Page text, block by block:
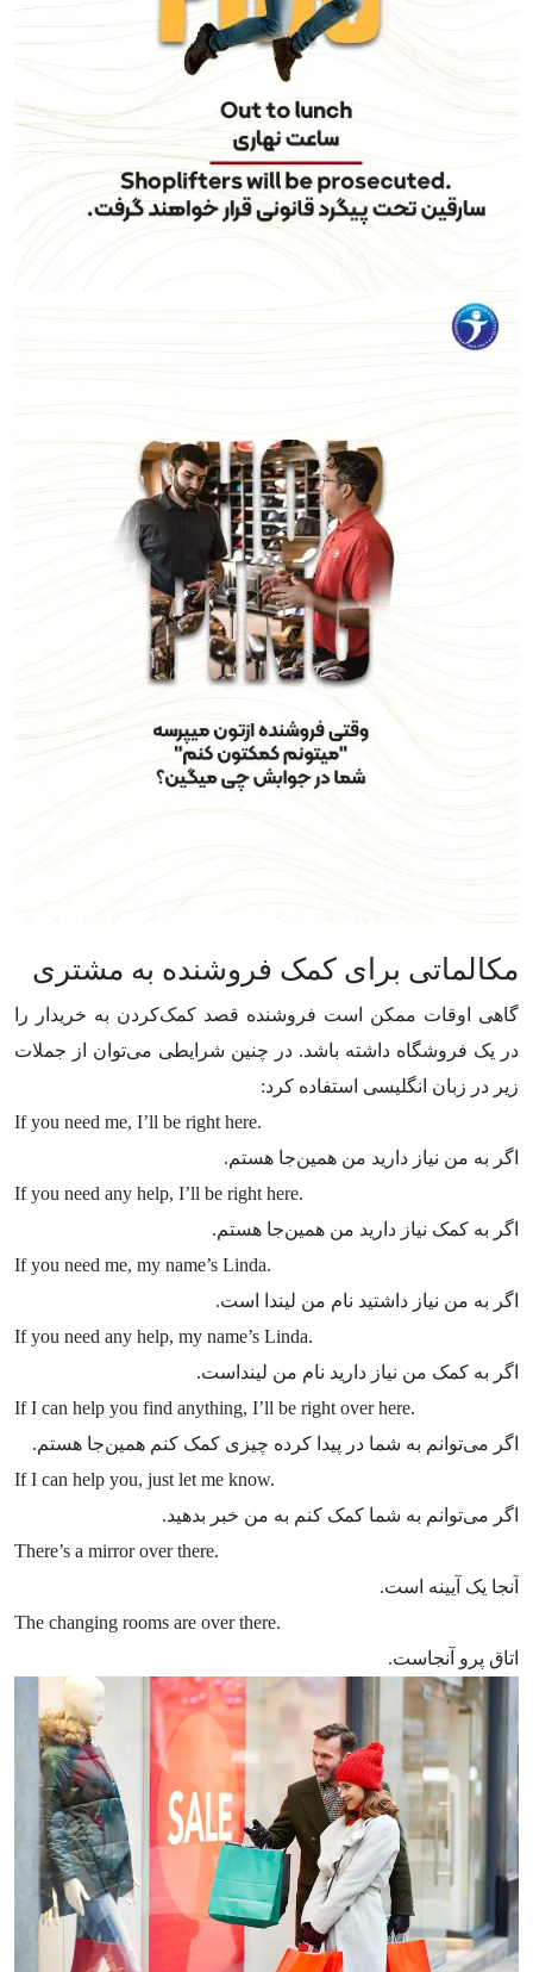
مکالماتی برای کمک فروشنده به مشتری
گاهی اوقات ممکن است فروشنده قصد کمک‌کردن به خریدار را
در یک فروشگاه داشته باشد. در چنین شرایطی می‌توان از جملات
زیر در زبان انگلیسی استفاده کرد:
If you need me, I’ll be right here.
اگر به من نیاز دارید من همین‌جا هستم.
If you need any help, I’ll be right here.
اگر به کمک نیاز دارید من همین‌جا هستم.
If you need me, my name’s Linda.
اگر به من نیاز داشتید نام من لیندا است.
If you need any help, my name’s Linda.
اگر به کمک من نیاز دارید نام من لینداست.
If I can help you find anything, I’ll be right over here.
اگر می‌توانم به شما در پیدا کرده چیزی کمک کنم همین‌جا هستم.
If I can help you, just let me know.
اگر می‌توانم به شما کمک کنم به من خبر بدهید.
There’s a mirror over there.
آنجا یک آیینه است.
The changing rooms are over there.
اتاق پرو آنجاست.